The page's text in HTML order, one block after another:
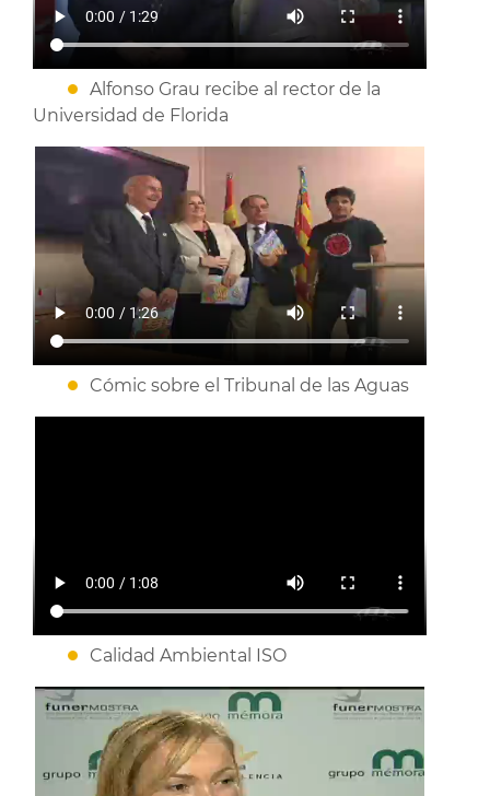
Alfonso Grau recibe al rector de la
Universidad de Florida
Cómic sobre el Tribunal de las Aguas
Calidad Ambiental ISO